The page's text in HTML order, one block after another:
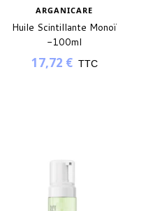
ARGANICARE
Huile Scintillante Monoï
-100ml
17,72 € TTC